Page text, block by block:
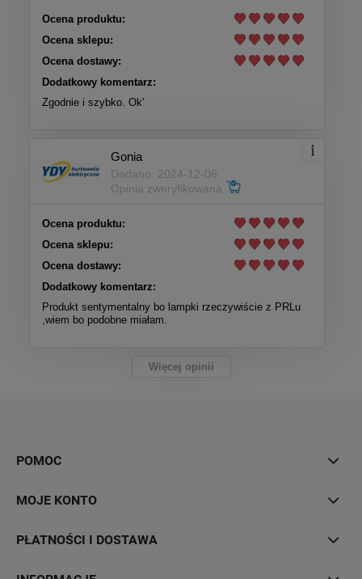
Ocena produktu:
Ocena sklepu:
Ocena dostawy:
Dodatkowy komentarz:
Zgodnie i szybko. Ok'
Gonia
Dodano: 2024-12-06
Opinia zweryfikowana
Ocena produktu:
Ocena sklepu:
Ocena dostawy:
Dodatkowy komentarz:
Produkt sentymentalny bo lampki rzeczywiście z PRLu
,wiem bo podobne miałam.
Więcej opinii
POMOC
MOJE KONTO
PŁATNOŚCI I DOSTAWA